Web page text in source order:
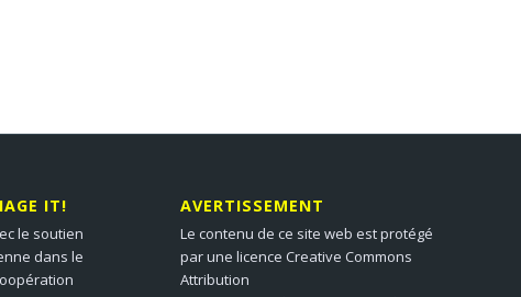
IT!
le soutien
dans le
AVERTISSEMENT
Le contenu de ce site web est protégé
par une licence Creative Commons
Attribution